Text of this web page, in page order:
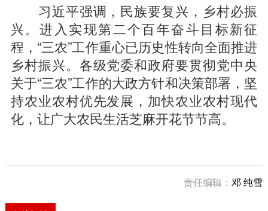
习近平强调，民族要复兴，乡村必振
兴。进入实现第二个百年奋斗目标新征
程，“三农”工作重心已历史性转向全面推进
乡村振兴。各级党委和政府要贯彻党中央
关于“三农”工作的大政方针和决策部署，坚
持农业农村优先发展，加快农业农村现代
化，让广大农民生活芝麻开花节节高。
责任编辑：邓 纯雪